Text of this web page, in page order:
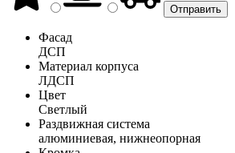
Фасад
ДСП
Материал корпуса
ЛДСП
Цвет
Светлый
Раздвижная система
алюминиевая, нижнеопорная